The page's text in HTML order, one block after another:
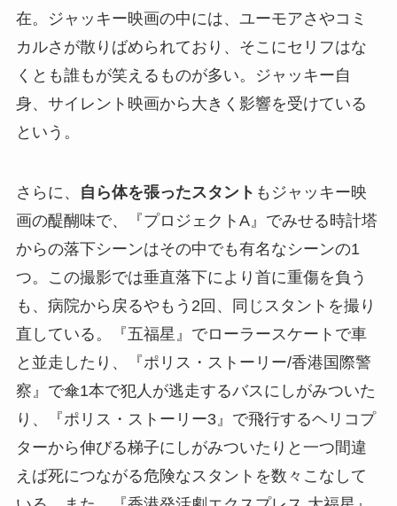
在。ジャッキー映画の中には、ユーモアさやコミ
カルさが散りばめられており、そこにセリフはな
くとも誰もが笑えるものが多い。ジャッキー自
身、サイレント映画から大きく影響を受けている
という。
さらに、 自ら体を張ったスタント もジャッキー映
画の醍醐味で、『プロジェクトA』でみせる時計塔
からの落下シーンはその中でも有名なシーンの1
つ。この撮影では垂直落下により首に重傷を負う
も、病院から戻るやもう2回、同じスタントを撮り
直している。『五福星』でローラースケートで車
と並走したり、『ポリス・ストーリー/香港国際警
察』で傘1本で犯人が逃走するバスにしがみついた
り、『ポリス・ストーリー3』で飛行するヘリコプ
ターから伸びる梯子にしがみついたりと一つ間違
えば死につながる危険なスタントを数々こなして